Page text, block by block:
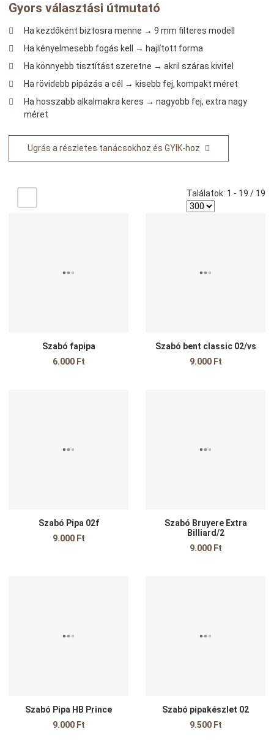
Gyors választási útmutató
Ha kezdőként biztosra menne → 9 mm filteres modell
Ha kényelmesebb fogás kell → hajlított forma
Ha könnyebb tisztítást szeretne → akril száras kivitel
Ha rövidebb pipázás a cél → kisebb fej, kompakt méret
Ha hosszabb alkalmakra keres → nagyobb fej, extra nagy
méret
Ugrás a részletes tanácsokhoz és GYIK-hoz
Találatok: 1 - 19 / 19
Szabó fapipa
6.000 Ft
Szabó bent classic 02/vs
9.000 Ft
Szabó Pipa 02f
9.000 Ft
Szabó Bruyere Extra
Billiard/2
9.000 Ft
Szabó Pipa HB Prince
9.000 Ft
Szabó pipakészlet 02
9.500 Ft